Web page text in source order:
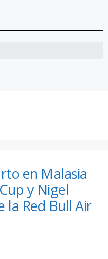
en Malasia
y Nigel
la Red Bull Air